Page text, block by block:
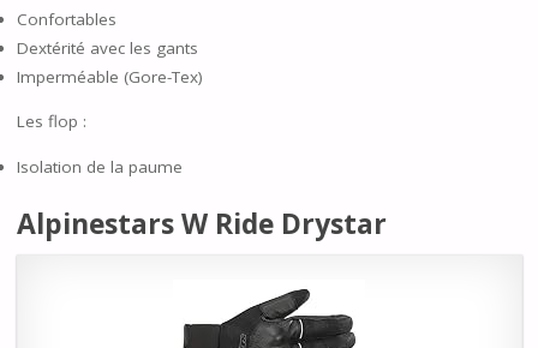
Confortables
Dextérité avec les gants
Imperméable (Gore-Tex)
Les flop :
Isolation de la paume
Alpinestars W Ride Drystar